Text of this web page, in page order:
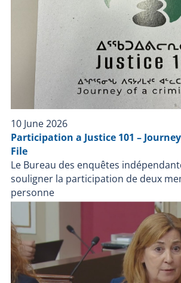
10 June 2026
Participation a Justice 101 –
File
Le Bureau des enquêtes
souligner la participation de deux
personne